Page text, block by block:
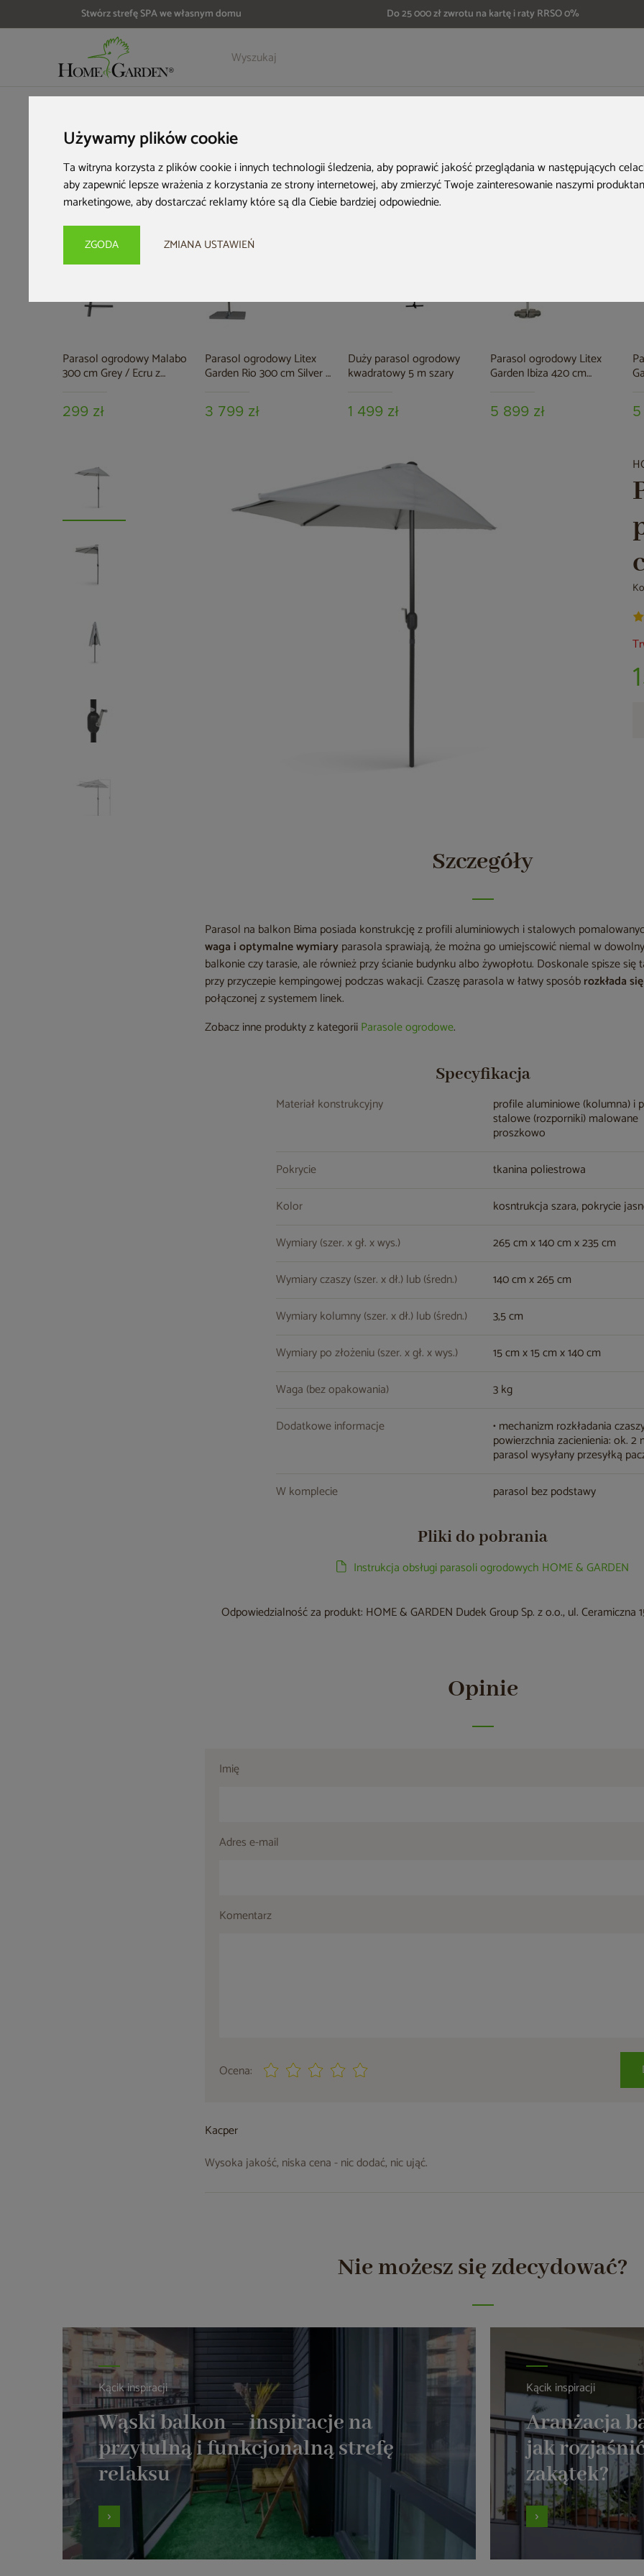
Używamy plików cookie
Ta witryna korzysta z plików cookie i innych technologii śledzenia, aby poprawić jakość przeglądania w następujących
aby zapewnić lepsze wrażenia z korzystania ze strony internetowej,aby zmierzyć Twoje zainteresowanie naszymi
marketingowe,aby dostarczać reklamy które są dla Ciebie bardziej odpowiednie.
ZGODA ZMIANA USTAWIEŃ
Stwórz strefę SPA we własnym domu Do 25 000 zł zwrotu na kartę i raty RRSO 0%
Szczegóły Opinie
Parasol ogrodowy Malabo
300 cm Grey / Ecru z
299 zł
Parasol ogrodowy Litex
Garden Rio 300 cm Silver /
3 799 zł
Duży parasol ogrodowy
kwadratowy 5 m szary
1 499 zł
Parasol ogrodowy Litex
Garden Ibiza 420 cm
5 899 zł 5
Szczegóły
Parasol na balkon Bima posiada konstrukcję z profili aluminiowych i stalowych
waga i optymalne wymiaryparasola sprawiają, że można go umiejscowić niemal w
balkonie czy tarasie, ale również przy ścianie budynku albo żywopłotu. Doskonale spisze się
przy przyczepie kempingowej podczas wakacji. Czaszę parasola w łatwy sposóbrozkłada
połączonej z systemem linek.
Zobacz inne produkty z kategoriiParasole ogrodowe.
Specyfikacja
Materiał konstrukcyjny profile aluminiowe (kolumna) i
stalowe (rozporniki) malowane
proszkowo
Pokrycie
tkanina poliestrowa
Kolor
kosntrukcja szara, pokrycie
Wymiary (szer. x gł. x wys.)
265 cm x 140 cm x 235 cm
Wymiary czaszy (szer. x dł.) lub (średn.)
140 cm x 265 cm
Wymiary kolumny (szer. x dł.) lub (średn.)
3,5 cm
Wymiary po złożeniu (szer. x gł. x wys.)
15 cm x 15 cm x 140 cm
Waga (bez opakowania)
3 kg
Dodatkowe informacje
• mechanizm rozkładania
powierzchnia zacienienia: ok. 2
parasol wysyłany przesyłką
W komplecie
parasol bez podstawy
Pliki do pobrania
Instrukcja obsługi parasoli ogrodowych HOME & GARDEN
Odpowiedzialność za produkt: HOME & GARDEN Dudek Group Sp. z o.o., ul. Ceramiczna
Opinie
Imię
Adres e-mail
Komentarz
Ocena:
Kacper
Wysoka jakość, niska cena - nic dodać, nic ująć.
Nie możesz się zdecydować?
Kącik inspiracji
Wąski balkon – inspiracje na
przytulną i funkcjonalną strefę
relaksu
Kącik inspiracji
Aranżacja
jak
zakątek?